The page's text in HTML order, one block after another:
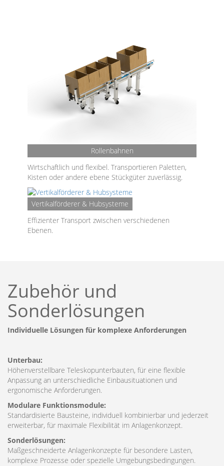
Rollenbahnen
Wirtschaftlich und flexibel. Transportieren Paletten,
Kisten oder andere ebene Stückgüter zuverlässig.
Vertikalförderer & Hubsysteme
Effizienter Transport zwischen verschiedenen
Ebenen.
Zubehör und
Sonderlösungen
Individuelle Lösungen für komplexe Anforderungen
Unterbau:
Höhenverstellbare Teleskopunterbauten, für eine flexible
Anpassung an unterschiedliche Einbausituationen und
ergonomische Anforderungen.
Modulare Funktionsmodule:
Standardisierte Bausteine, individuell kombinierbar und jederzeit
erweiterbar, für maximale Flexibilität im Anlagenkonzept.
Sonderlösungen:
Maßgeschneiderte Anlagenkonzepte für besondere Lasten,
komplexe Prozesse oder spezielle Umgebungsbedingungen.